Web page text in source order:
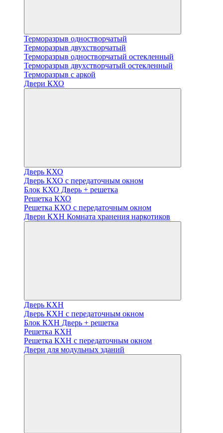
Терморазрыв одностворчатый
Терморазрыв двухстворчатый
Терморазрыв одностворчатый остекленный
Терморазрыв двухстворчатый остекленный
Терморазрыв с аркой
Двери КХО
Дверь КХО
Дверь КХО с передаточным окном
Блок КХО Дверь + решетка
Решетка КХО
Решетка КХО с передаточным окном
Двери КХН Комната хранения наркотиков
Дверь КХН
Дверь КХН с передаточным окном
Блок КХН Дверь + решетка
Решетка КХН
Решетка КХН с передаточным окном
Двери для модульных зданий